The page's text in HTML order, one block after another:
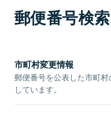
郵便番号検
市町村変更情報
郵便番号を公表した市町
しています。